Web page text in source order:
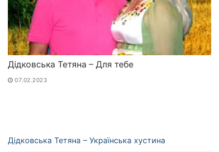
Дідковська Тетяна – Для тебе
07.02.2023
Дідковська Тетяна – Українська хустина